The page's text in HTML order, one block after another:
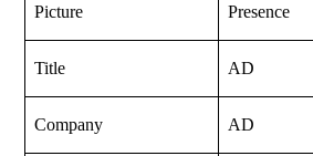
Picture Presence
Title AD
Company AD